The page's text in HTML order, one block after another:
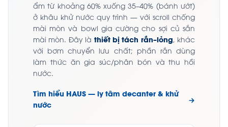
ẩm từ khoảng 60% xuống 35–40% (bánh ướt)
ở khâu khử nước quy trình — với scroll chống
mài mòn và bowl gia cường cho sợi củ sắn
mài mòn. Đây là thiết bị tách rắn–lỏng, khác
với bơm chuyển lưu chất; phần rắn dùng
làm thức ăn gia súc/phân bón và thu hồi
nước.
Tìm hiểu HAUS — ly tâm decanter & khử
nước